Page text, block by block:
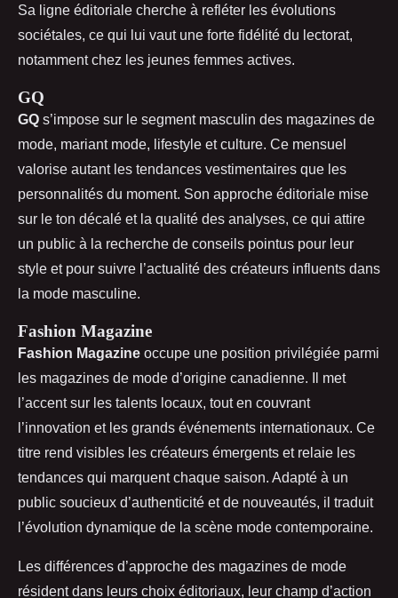
Sa ligne éditoriale cherche à refléter les évolutions
sociétales, ce qui lui vaut une forte fidélité du lectorat,
notamment chez les jeunes femmes actives.
GQ
GQ s’impose sur le segment masculin des magazines de
mode, mariant mode, lifestyle et culture. Ce mensuel
valorise autant les tendances vestimentaires que les
personnalités du moment. Son approche éditoriale mise
sur le ton décalé et la qualité des analyses, ce qui attire
un public à la recherche de conseils pointus pour leur
style et pour suivre l’actualité des créateurs influents dans
la mode masculine.
Fashion Magazine
Fashion Magazine occupe une position privilégiée parmi
les magazines de mode d’origine canadienne. Il met
l’accent sur les talents locaux, tout en couvrant
l’innovation et les grands événements internationaux. Ce
titre rend visibles les créateurs émergents et relaie les
tendances qui marquent chaque saison. Adapté à un
public soucieux d’authenticité et de nouveautés, il traduit
l’évolution dynamique de la scène mode contemporaine.
Les différences d’approche des magazines de mode
résident dans leurs choix éditoriaux, leur champ d’action